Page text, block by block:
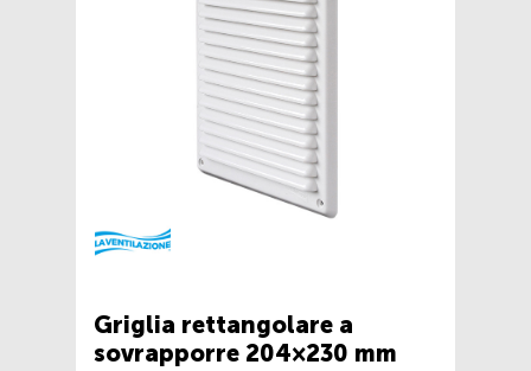
Griglia rettangolare a
sovrapporre 204×230 mm